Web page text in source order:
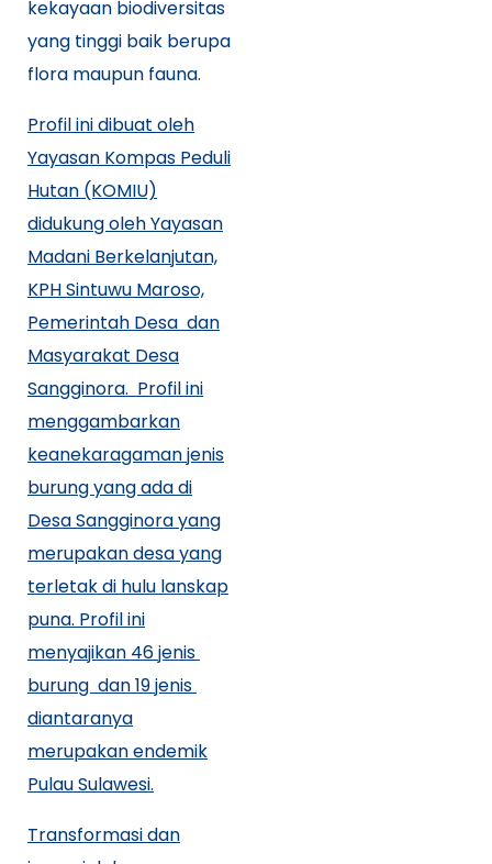
kekayaan biodiversitas
yang tinggi baik berupa
flora maupun fauna.
Profil ini dibuat oleh
Yayasan Kompas Peduli
Hutan (KOMIU)
didukung oleh Yayasan
Madani Berkelanjutan,
KPH Sintuwu Maroso,
Pemerintah Desa dan
Masyarakat Desa
Sangginora. Profil ini
menggambarkan
keanekaragaman jenis
burung yang ada di
Desa Sangginora yang
merupakan desa yang
terletak di hulu lanskap
puna. Profil ini
menyajikan 46 jenis
burung dan 19 jenis
diantaranya
merupakan endemik
Pulau Sulawesi.
Transformasi dan